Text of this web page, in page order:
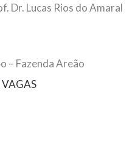
Dr. Lucas Rios do Amaral
– Fazenda Areão